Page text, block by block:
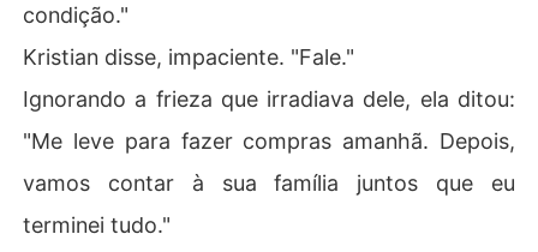
condição."
Kristian disse, impaciente. "Fale."
Ignorando a frieza que irradiava dele, ela ditou:
"Me leve para fazer compras amanhã. Depois,
vamos contar à sua família juntos que eu
terminei tudo."